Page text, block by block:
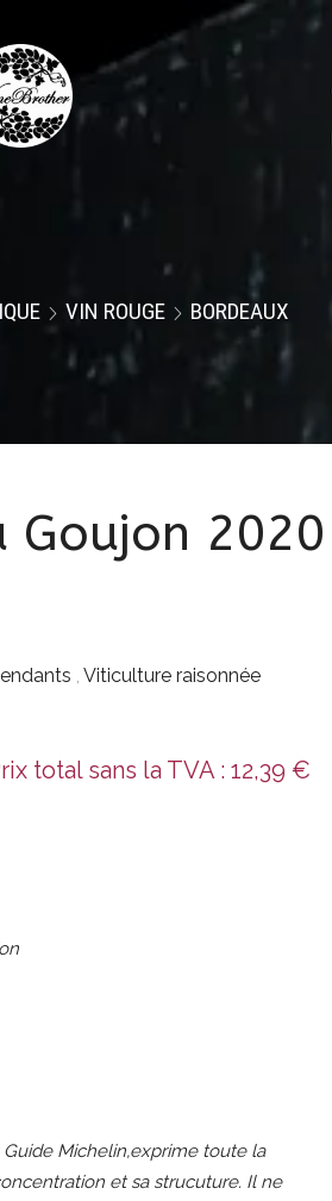
VIN ROUGE BORDEAUX
Goujon 2020
, Viticulture raisonnée
total sans la TVA : 12,39 €
Michelin,exprime toute la
et sa strucuture. Il ne